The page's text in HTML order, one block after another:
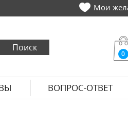
Мои
0
ВОПРОС-ОТВЕТ